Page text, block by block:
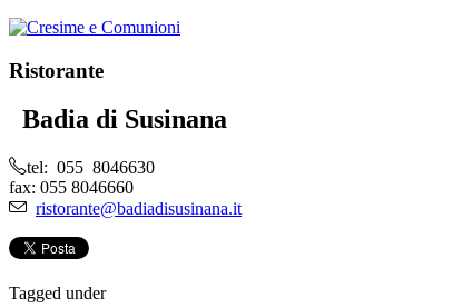
Ristorante
Badia di Susinana
tel: 055 8046630
fax: 055 8046660
ristorante@badiadisusinana.it
Tagged under